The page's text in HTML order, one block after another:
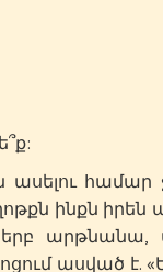
ասելու համար
ինքն իրեն
երբ արթնանա,
ասված է.